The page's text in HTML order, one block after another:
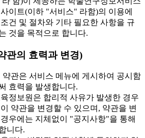
이트(이하 "서비스" 라함)의 이용에
건 및 절차와 기타 필요한 사항을 규
것을 목적으로 합니다.
관의 효력과 변경)
관은 서비스 메뉴에 게시하여 공시함
효력을 발생합니다.
정보원은 합리적 사유가 발생한 경우
약관을 변경할 수 있으며, 약관을 변
우에는 지체없이 "공지사항"을 통해
니다.